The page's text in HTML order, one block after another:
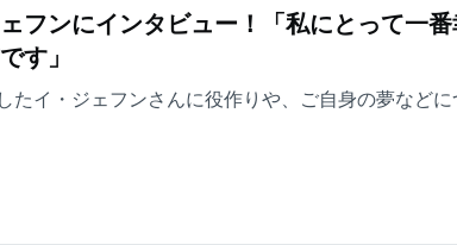
フンにインタビュー！「私にとって一
す」
たイ・ジェフンさんに役作りや、ご自身の夢などに